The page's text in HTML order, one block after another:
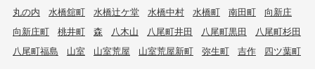
丸の内
水橋舘町 水橋辻ケ堂 水橋中村 水橋町 南田町
向新庄
向新庄町
桃井町 森 八木山 八尾町井田 八尾町黒田
八尾町杉田
八尾町福島
山室 山室荒屋 山室荒屋新町 弥生町 吉作 四ツ葉町